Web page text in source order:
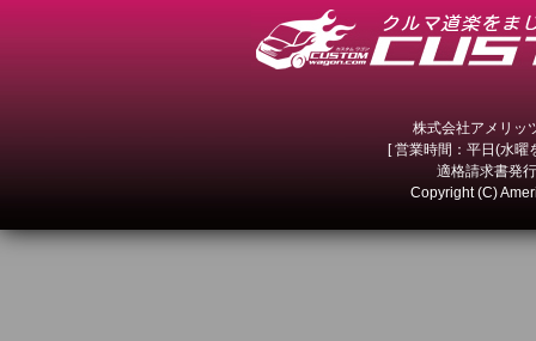
株式会社アメリ
[ 営業時間：平日(水
適格請求書発
Copyright (C)